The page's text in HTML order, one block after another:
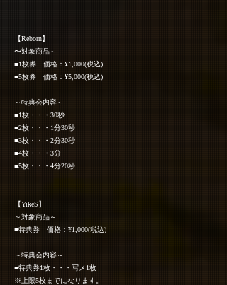
【Reborn】
〜対象商品～
■1枚券 価格：¥1,000(税込)
■5枚券 価格：¥5,000(税込)
～特典会内容～
■1枚・・・30秒
■2枚・・・1分30秒
■3枚・・・2分30秒
■4枚・・・3分
■5枚・・・4分20秒
【YikeS】
～対象商品～
■特典券 価格：¥1,000(税込)
～特典会内容～
■特典券1枚・・・写メ1枚
※上限5枚までになります。